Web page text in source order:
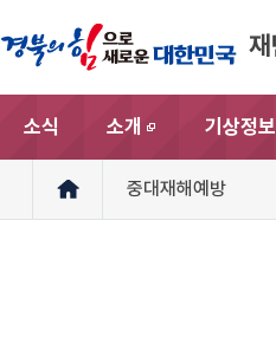
소식
소개
새창
기상정보
중대재해예방